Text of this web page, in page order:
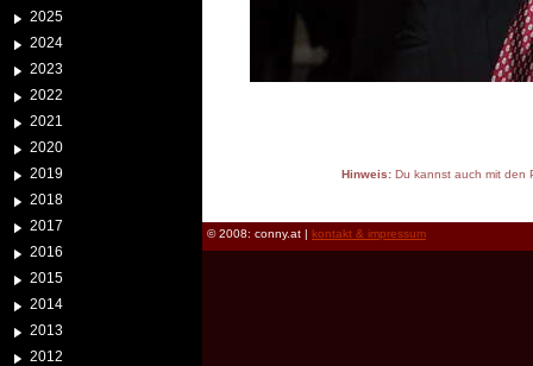
2025
2024
2023
2022
2021
2020
2019
2018
2017
2016
2015
2014
2013
2012
Hinweis:Du kannst auch mit den
© 2008: conny.at | kontakt & impressum